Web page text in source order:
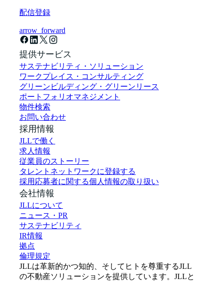
配信登録
arrow_forward
提供サービス
サステナビリティ・ソリューション
ワークプレイス・コンサルティング
グリーンビルディング・グリーンリース
ポートフォリオマネジメント
物件検索
お問い合わせ
採用情報
JLLで働く
求人情報
従業員のストーリー
タレントネットワークに登録する
採用応募者に関する個人情報の取り扱い
会社情報
JLLについて
ニュース・PR
サステナビリティ
IR情報
拠点
倫理規定
JLLは革新的かつ知的、そしてヒトを尊重するJLL
の不動産ソリューションを提供しています。JLLと